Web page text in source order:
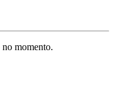
momento.